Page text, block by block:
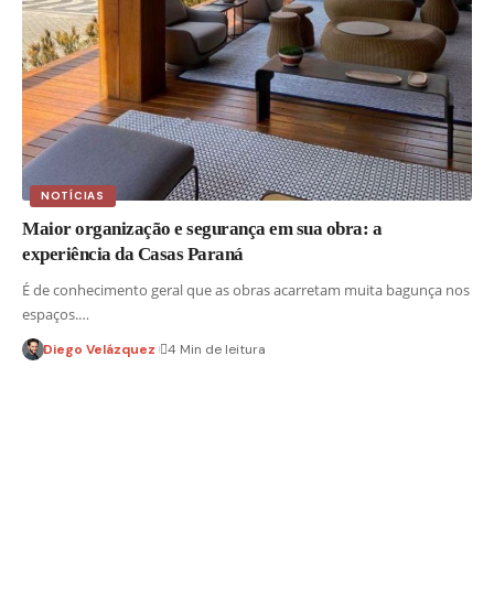
NOTÍCIAS
Maior organização e segurança em sua obra: a
experiência da Casas Paraná
É de conhecimento geral que as obras acarretam muita bagunça nos
espaços.…
Diego Velázquez 4 Min de leitura